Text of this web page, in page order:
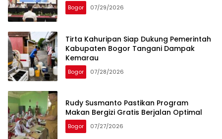
Bogor 07/29/2026
Tirta Kahuripan Siap Dukung Pemerintah
Kabupaten Bogor Tangani Dampak
Kemarau
Bogor 07/28/2026
Rudy Susmanto Pastikan Program
Makan Bergizi Gratis Berjalan Optimal
Bogor 07/27/2026